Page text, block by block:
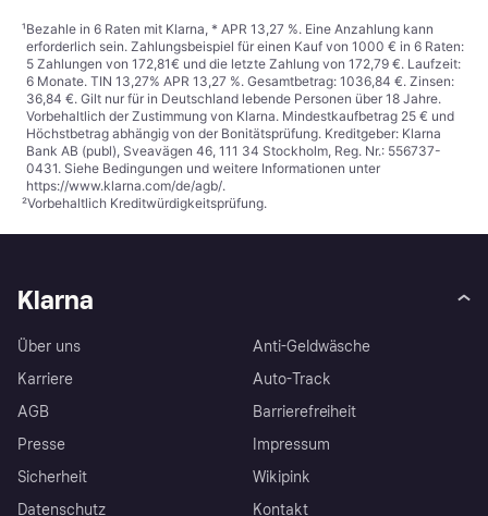
¹Bezahle in 6 Raten mit Klarna, * APR 13,27 %. Eine Anzahlung kann
erforderlich sein. Zahlungsbeispiel für einen Kauf von 1000 € in 6 Raten:
5 Zahlungen von 172,81€ und die letzte Zahlung von 172,79 €. Laufzeit:
6 Monate. TIN 13,27% APR 13,27 %. Gesamtbetrag: 1036,84 €. Zinsen:
36,84 €. Gilt nur für in Deutschland lebende Personen über 18 Jahre.
Vorbehaltlich der Zustimmung von Klarna. Mindestkaufbetrag 25 € und
Höchstbetrag abhängig von der Bonitätsprüfung. Kreditgeber: Klarna
Bank AB (publ), Sveavägen 46, 111 34 Stockholm, Reg. Nr.: 556737-
0431. Siehe Bedingungen und weitere Informationen unter
https://www.klarna.com/de/agb/.
²Vorbehaltlich Kreditwürdigkeitsprüfung.
Klarna
Über uns
Karriere
AGB
Presse
Sicherheit
Datenschutz
Anti-Geldwäsche
Auto-Track
Barrierefreiheit
Impressum
Wikipink
Kontakt